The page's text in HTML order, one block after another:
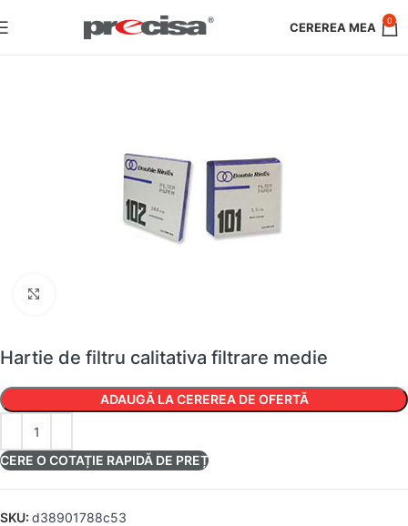
0
Hartie de filtru calitativa filtrare medie
ADAUGĂ LA CEREREA DE OFERTĂ
CERE O COTAȚIE RAPIDĂ DE PREȚ
SKU: d38901788c53